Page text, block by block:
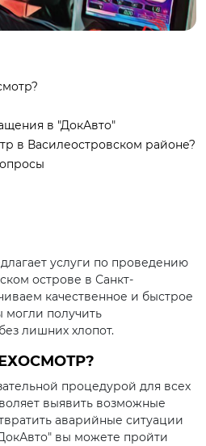
в "ДокАвто"
в Василеостровском районе?
услуги по проведению
острове в Санкт-
качественное и быстрое
могли получить
лишних хлопот.
процедурой для всех
выявить возможные
аварийные ситуации
вы можете пройти